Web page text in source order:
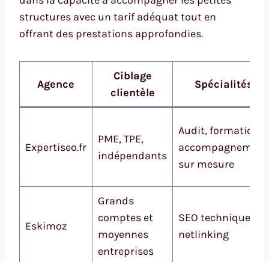
structures avec un tarif adéquat tout en
offrant des prestations approfondies.
Agence
Ciblage
clientèle
Spécialités
Expertiseo.fr
PME, TPE,
indépendants
Audit, formation,
accompagnement
sur mesure
Eskimoz
Grands
comptes et
moyennes
entreprises
SEO technique,
netlinking